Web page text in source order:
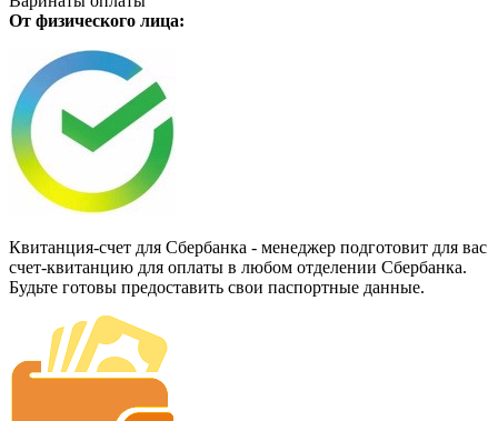
От физического лица:
Квитанция-счет для Сбербанка - менеджер подготовит для вас
счет-квитанцию для оплаты в любом отделении Сбербанка.
Будьте готовы предоставить свои паспортные данные.